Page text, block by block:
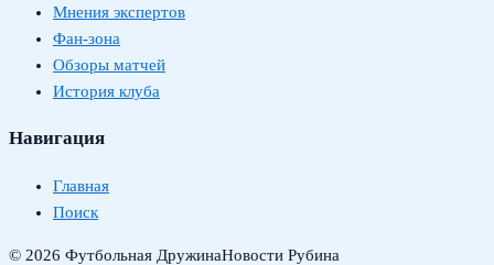
Мнения экспертов
Фан-зона
Обзоры матчей
История клуба
Навигация
Главная
Поиск
© 2026 Футбольная ДружинаНовости Рубина